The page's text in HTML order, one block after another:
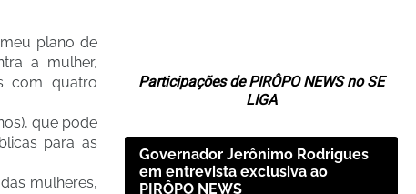
plano de
a mulher,
com quatro
que pode
para as
mulheres,
Participações de PIRÔPO NEWS no SE
LIGA
Governador Jerônimo Rodrigues
em entrevista exclusiva ao
PIRÔPO NEWS